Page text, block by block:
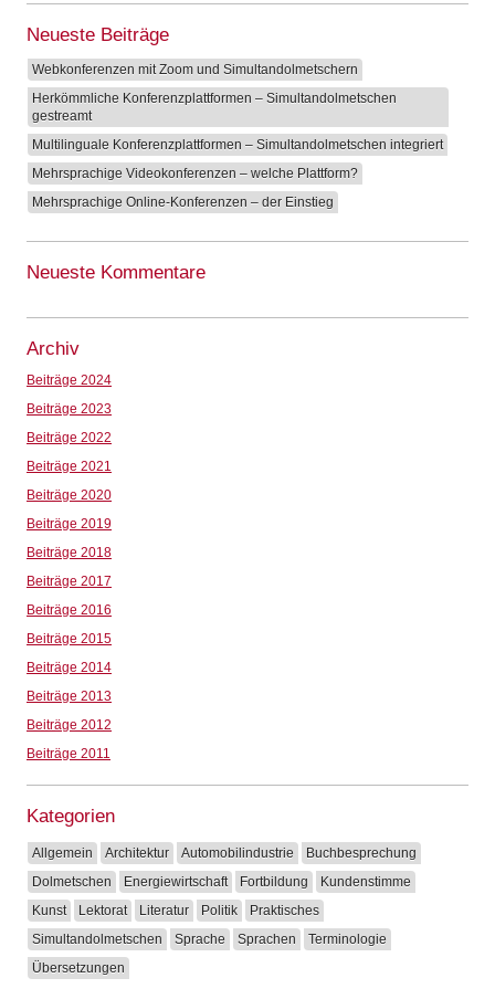
Neueste Beiträge
Webkonferenzen mit Zoom und Simultandolmetschern
Herkömmliche Konferenzplattformen – Simultandolmetschen
gestreamt
Multilinguale Konferenzplattformen – Simultandolmetschen integriert
Mehrsprachige Videokonferenzen – welche Plattform?
Mehrsprachige Online-Konferenzen – der Einstieg
Neueste Kommentare
Archiv
Beiträge 2024
Beiträge 2023
Beiträge 2022
Beiträge 2021
Beiträge 2020
Beiträge 2019
Beiträge 2018
Beiträge 2017
Beiträge 2016
Beiträge 2015
Beiträge 2014
Beiträge 2013
Beiträge 2012
Beiträge 2011
Kategorien
Allgemein Architektur Automobilindustrie
Buchbesprechung
Dolmetschen
Energiewirtschaft Fortbildung
Kundenstimme
Kunst
Lektorat Literatur Politik
Praktisches
Simultandolmetschen
Sprache Sprachen
Terminologie
Übersetzungen